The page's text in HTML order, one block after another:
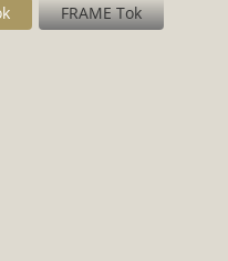
FRAME Tok